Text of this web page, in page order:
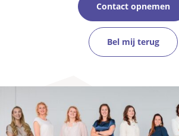
Contact opnemen
Bel mij terug